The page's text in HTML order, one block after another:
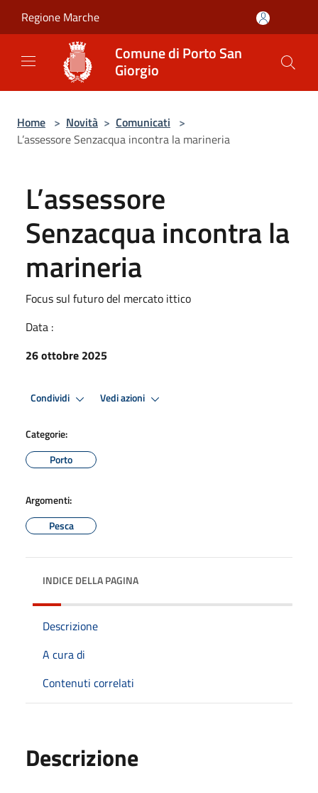
Regione Marche
Comune di Porto San
Giorgio
Home > Novità > Comunicati >
L’assessore Senzacqua incontra la marineria
L’assessore
Senzacqua incontra la
marineria
Focus sul futuro del mercato ittico
Data :
26 ottobre 2025
Condividi Vedi azioni
Categorie:
Porto
Argomenti:
Pesca
INDICE DELLA PAGINA
Descrizione
A cura di
Contenuti correlati
Descrizione